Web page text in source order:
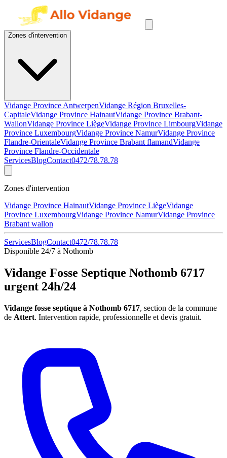
Zones d'intervention
Vidange Province AntwerpenVidange Région Bruxelles-
CapitaleVidange Province HainautVidange Province Brabant-
WallonVidange Province LiègeVidange Province LimbourgVidange
Province LuxembourgVidange Province NamurVidange Province
Flandre-OrientaleVidange Province Brabant flamandVidange
Province Flandre-Occidentale
ServicesBlogContact0472/78.78.78
Zones d'intervention
Vidange Province HainautVidange Province LiègeVidange
Province LuxembourgVidange Province NamurVidange Province
Brabant wallon
ServicesBlogContact0472/78.78.78
Disponible 24/7 à Nothomb
Vidange Fosse Septique Nothomb 6717
urgent 24h/24
Vidange fosse septique à Nothomb 6717, section de la commune
de Attert. Intervention rapide, professionnelle et devis gratuit.